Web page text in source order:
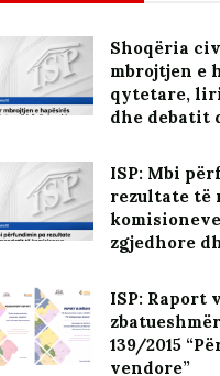
Shoqëria
mbrojtjen e
qytetare,
dhe debatit
ISP: Mbi
rezultate të
zgjedhore
ISP: Raport
139/2015
vendore”